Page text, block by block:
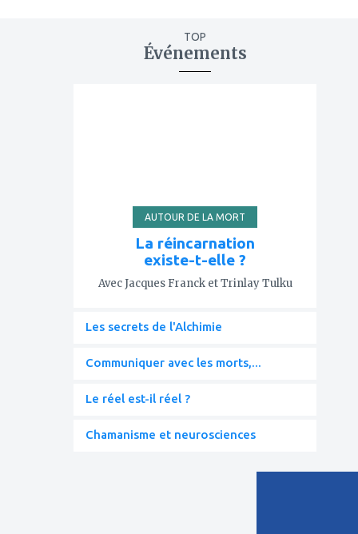
TOP
Événements
AUTOUR DE LA MORT
La réincarnation
existe-t-elle ?
Avec Jacques Franck et Trinlay Tulku
Les secrets de l'Alchimie
Communiquer avec les morts,...
Le réel est-il réel ?
Chamanisme et neurosciences